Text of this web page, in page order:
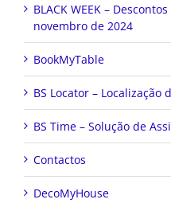
BLACK WEEK –
novembro de 2024
BookMyTable
BS Locator – Localização
BS Time – Solução de
Contactos
DecoMyHouse